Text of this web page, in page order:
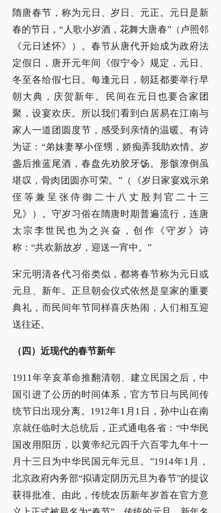
隋唐春节，称为元日、岁日、元正。元日是新
春的节日，“人歌小岁酒，花舞大唐春”（卢照邻
《元日述怀》）。春节从唐代开始成为政府法
定假日，唐开元年间《假宁令》规定，元日、
冬至各给假七日。每逢元日，朝廷都要举行早
朝大典，庆贺新年。民间在元日也要合家团
聚，设宴欢庆。所以我们看到白居易在江南与
家人一道团圆度节，感受到亲情的温暖。有诗
为证：“弟妹妻孥小侄甥，娇痴弄我助欢情。岁
盏后推蓝尾酒，春盘先劝胶牙饧。形骸潦倒虽
堪叹，骨肉团圆亦可荣。”（《岁日家宴戏示弟
侄等兼呈张侍御二十八丈殷判官二十三
兄》）。守岁习俗在隋唐时期普遍流行，连唐
太宗李世民也为之兴奋，创作《守岁》诗
称：“共欢新故岁，迎送一宵中。”
宋元明清各代习俗类似，都将春节称为元日或
元旦、新年。正旦朝会仪式依然是皇家的重要
典礼，而民间年节同样喜庆热闹，人们相互迎
送往还。
（四）近现代的春节新年
1911年辛亥革命推翻清朝、建立民国之后，中
国引进了公历的时间体系，官方节日与民间传
统节日出现分离。1912年1月1日，孙中山在南
京就任临时大总统后，正式通电各省：“中华民
国改用阳历，以黄帝纪元四千六百零九年十一
月十三日为中华民国元年元旦。”1914年1月，
北京政府内务部“拟请定阴历元旦为春节”的提议
获得批准。由此，传统农历新年岁首在官方意